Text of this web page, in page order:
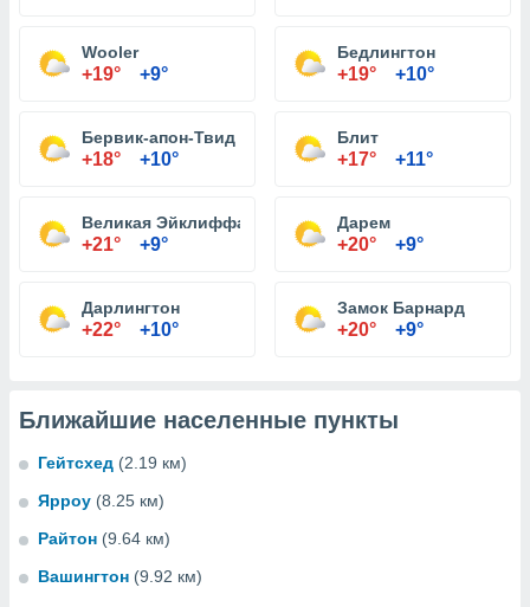
Wooler
+19° +9°
Бедлингтон
+19° +10°
Бервик-апон-Твид
+18° +10°
Блит
+17° +11°
Великая Эйклиффа
+21° +9°
Дарем
+20° +9°
Дарлингтон
+22° +10°
Замок Барнард
+20° +9°
Ближайшие населенные пункты
Гейтсхед (2.19 км)
Ярроу (8.25 км)
Райтон (9.64 км)
Вашингтон (9.92 км)